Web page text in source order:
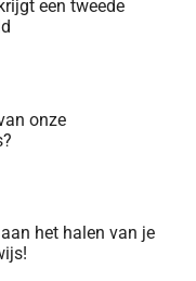
een tweede
onze
het halen van je